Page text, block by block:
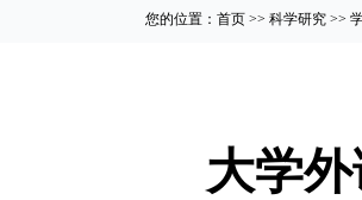
您的位置：首页 >> 科学研究 >>
大学